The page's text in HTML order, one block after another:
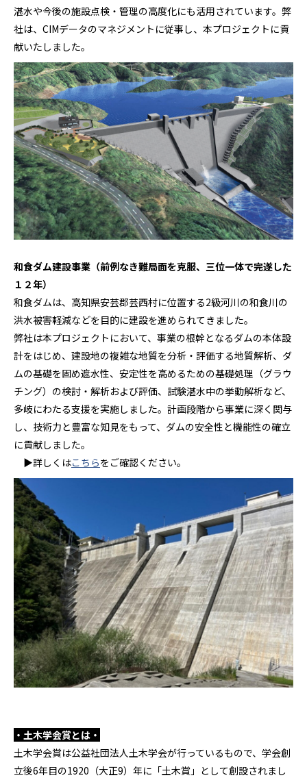
湛水や今後の施設点検・管理の高度化にも活用されています。弊
社は、CIMデータのマネジメントに従事し、本プロジェクトに貢
献いたしました。
和食ダム建設事業（前例なき難局面を克服、三位一体で完遂した
１２年）
和食ダムは、高知県安芸郡芸西村に位置する2級河川の和食川の
洪水被害軽減などを目的に建設を進められてきました。
弊社は本プロジェクトにおいて、事業の根幹となるダムの本体設
計をはじめ、建設地の複雑な地質を分析・評価する地質解析、ダ
ムの基礎を固め遮水性、安定性を高めるための基礎処理（グラウ
チング）の検討・解析および評価、試験湛水中の挙動解析など、
多岐にわたる支援を実施しました。計画段階から事業に深く関与
し、技術力と豊富な知見をもって、ダムの安全性と機能性の確立
に貢献しました。
▶詳しくはこちらをご確認ください。
・土木学会賞とは・
土木学会賞は公益社団法人土木学会が行っているもので、学会創
立後6年目の1920（大正9）年に「土木賞」として創設されまし